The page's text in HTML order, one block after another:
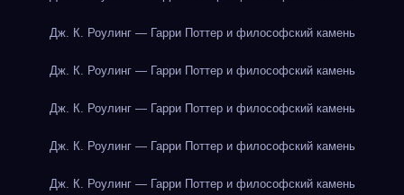
Дж. К. Роулинг — Гарри Поттер и философский камень
Дж. К. Роулинг — Гарри Поттер и философский камень
Дж. К. Роулинг — Гарри Поттер и философский камень
Дж. К. Роулинг — Гарри Поттер и философский камень
Дж. К. Роулинг — Гарри Поттер и философский камень